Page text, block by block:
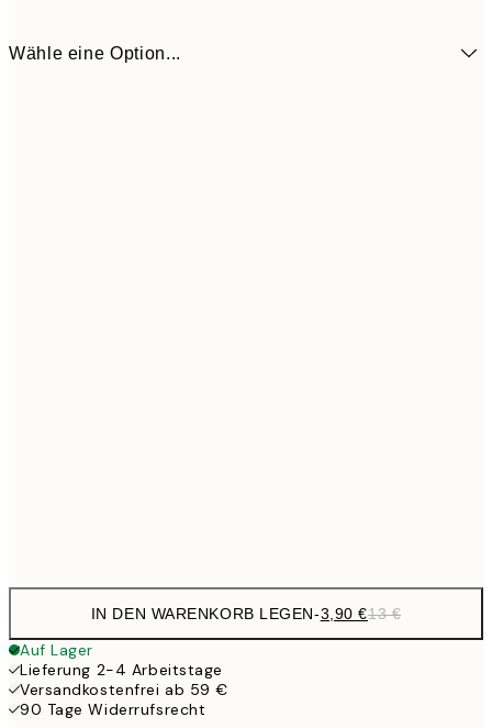
Wähle eine Option...
IN DEN WARENKORB LEGEN-3,90 €13 €
Auf Lager
Lieferung 2-4 Arbeitstage
Versandkostenfrei ab 59 €
90 Tage Widerrufsrecht